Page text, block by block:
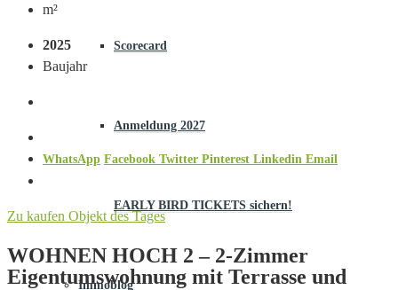
Scorecard
Anmeldung 2027
EARLY BIRD TICKETS sichern!
Immoblog
m²
2025
Baujahr
WhatsApp Facebook Twitter Pinterest Linkedin Email
Zu kaufen Objekt des Tages
WOHNEN HOCH 2 – 2-Zimmer
Eigentumswohnung mit Terrasse und